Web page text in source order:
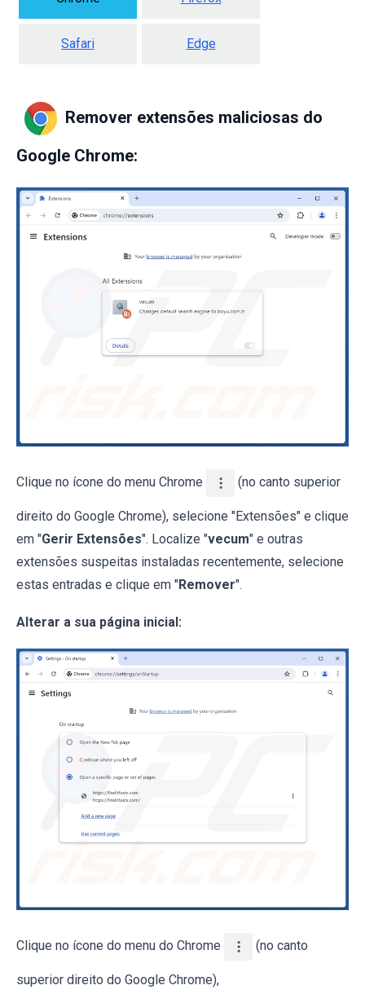
Safari Edge
Remover extensões maliciosas do
Google Chrome:
Clique no ícone do menu Chrome (no canto superior
direito do Google Chrome), selecione "Extensões" e clique
em "Gerir Extensões". Localize "vecum" e outras
extensões suspeitas instaladas recentemente, selecione
estas entradas e clique em "Remover".
Alterar a sua página inicial:
Clique no ícone do menu do Chrome (no canto
superior direito do Google Chrome),